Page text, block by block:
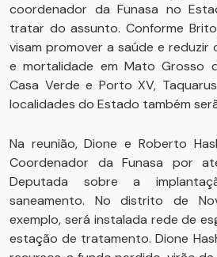
coordenador da Funasa no
tratar do assunto. Conforme
visam promover a saúde e reduzir
e mortalidade em Mato Grosso
Casa Verde e Porto XV,
localidades do Estado também
Na reunião, Dione e Roberto
Coordenador da Funasa por
Deputada sobre a
saneamento. No distrito de
exemplo, será instalada rede de
estação de tratamento. Dione